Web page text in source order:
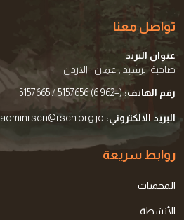
تواصل معنا
عنوان البريد
ضاحية الرشيد , عمان , الاردن
رقم الهاتف: (+962 6) 5157656 / 5157665
البريد الالكتروني: adminrscn@rscn.org.jo
روابط سريعة
المحميات
الأنشطة